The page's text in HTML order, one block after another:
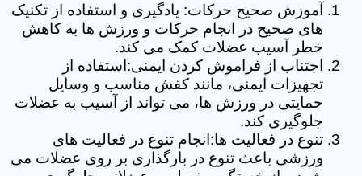
آموزش صحیح حرکات: یادگیری و استفاده از تکنیک
های صحیح در انجام حرکات و ورزش ها به کاهش
خطر آسیب عضلات کمک می کند.
اجتناب از فراموش کردن ایمنی:استفاده از
تجهیزات ایمنی، مانند کفش مناسب و وسایل
حمایتی در ورزش ها، می تواند از آسیب به عضلات
جلوگیری کند.
تنوع در فعالیت ها:انجام تنوع در فعالیت های
ورزشی باعث تنوع در بارگذاری بر روی عضلات می